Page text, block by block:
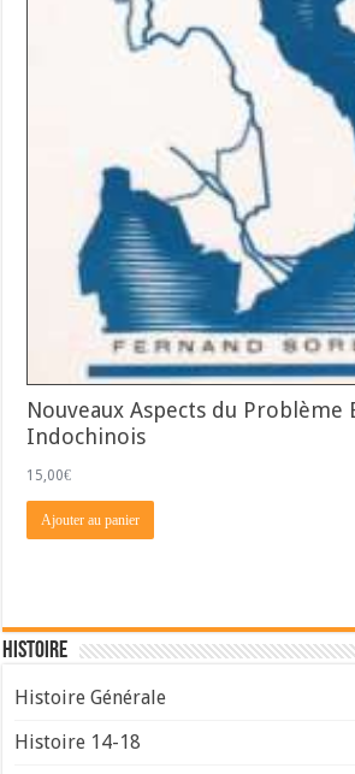
Nouveaux Aspects du Problème
Indochinois
15,00€
Ajouter au panier
Histoire
Histoire Générale
Histoire 14-18